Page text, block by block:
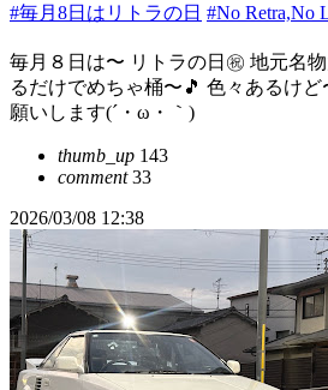
#毎月8日はリトラの日 #No Retra,No
毎月８日は〜 リトラの日㊗️ 地元名
るだけでめちゃ桶〜🎵 色々あるけ
願いします(´・ω・｀)
thumb_up 143
comment33
2026/03/08 12:38